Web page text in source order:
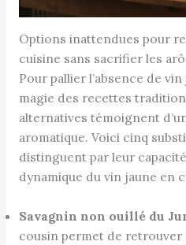
Options inattendues pour
cuisine sans sacrifier les
Pour pallier l’absence de
magie des recettes
alternatives témoignent
aromatique. Voici cinq
distinguent par leur
dynamique du vin jaune en
Savagnin non ouillé du
cousin permet de